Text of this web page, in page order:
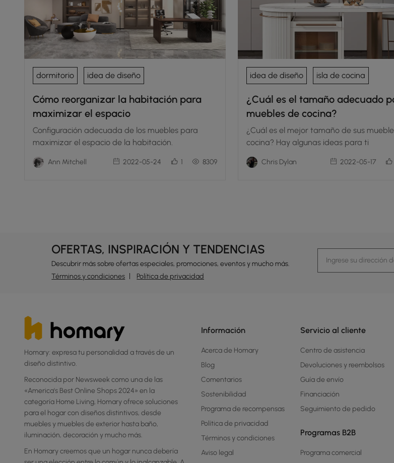
dormitorio idea de diseño
Cómo reorganizar la habitación para
maximizar el espacio
Configuración adecuada de los muebles para
maximizar el espacio de la habitación.
Ann Mitchell 2022-05-24 1 8309
idea de diseño isla de cocina
¿Cuál es el tamaño adecuado
muebles de cocina?
¿Cuál es el mejor tamaño de sus
cocina? Hay algunas ideas para ti
Chris Dylan 2022-05-17
OFERTAS, INSPIRACIÓN Y TENDENCIAS
Descubrir más sobre ofertas especiales, promociones, eventos y mucho más.
Términos y condiciones
Política de privacidad
Homary: expresa tu personalidad a través de un
diseño distintivo.
Reconocida por Newsweek como una de las
«America's Best Online Shops 2024» en la
categoría Home Living, Homary ofrece soluciones
para el hogar con diseños distintivos, desde
muebles y muebles de exterior hasta baño,
iluminación, decoración y mucho más.
En Homary creemos que un hogar nunca debería
Información
Acerca de Homary
Blog
Comentarios
Sostenibilidad
Programa de recompensas
Política de privacidad
Términos y condiciones
Aviso legal
Servicio al cliente
Centro de asistencia
Devoluciones y reembolsos
Guía de envío
Financiación
Seguimiento de pedido
Programas B2B
Programa comercial